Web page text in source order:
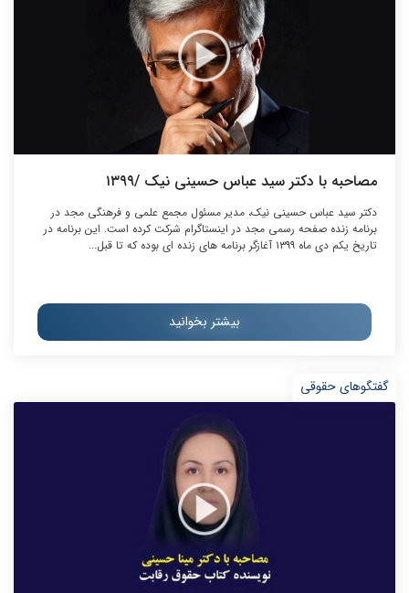
مصاحبه با دکتر سید عباس حسینی نیک /۱۳۹۹
دکتر سید عباس حسینی نیک، مدیر مسئول مجمع علمی و فرهنگی مجد در
برنامه زنده صفحه رسمی مجد در اینستاگرام شرکت کرده است. این برنامه در
تاریخ یکم دی ماه ۱۳۹۹ آغازگر برنامه های زنده ای بوده که تا قبل...
بیشتر بخوانید
گفتگوهای حقوقی